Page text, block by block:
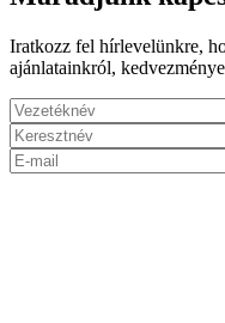
Iratkozz fel hírlevelünkre,
ajánlatainkról,